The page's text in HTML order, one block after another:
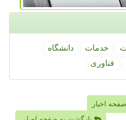
خدمات
دانشگاه
فناوری
صفحه اخبار